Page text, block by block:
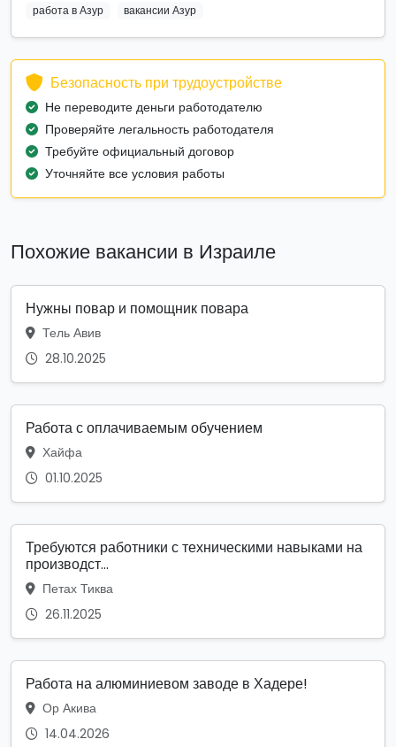
работа в Азур
вакансии Азур
Безопасность при трудоустройстве
Не переводите деньги работодателю
Проверяйте легальность работодателя
Требуйте официальный договор
Уточняйте все условия работы
Похожие вакансии в Израиле
Нужны повар и помощник повара
Тель Авив
28.10.2025
Работа с оплачиваемым обучением
Хайфа
01.10.2025
Требуются работники с техническими навыками на
производст...
Петах Тиква
26.11.2025
Работа на алюминиевом заводе в Хадере!
Ор Акива
14.04.2026